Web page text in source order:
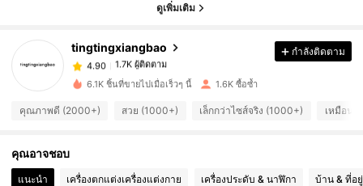
ดูเพิ่มเติม
tingtingxiangbao
1.7K ผู้ติดตาม
4.90
1.7K ผู้ติดตาม
4.90 1.7K ผู้ติดตาม
กำลังติดตาม
6.1K ชิ้นที่ขายไปเมื่อเร็วๆ นี้ 1.6K ซื้อซ้ำ
คุณภาพดี (2000+) สวย (1000+) เล็กกว่าไซส์จริง (1000+) เหมือนใ
คุณอาจชอบ
แนะนำ เครื่องตกแต่งเครื่องแต่งกาย เครื่องประดับ & นาฬิกา บ้าน & ที่อ